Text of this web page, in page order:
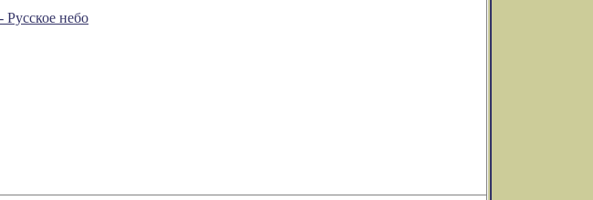
Русское небо